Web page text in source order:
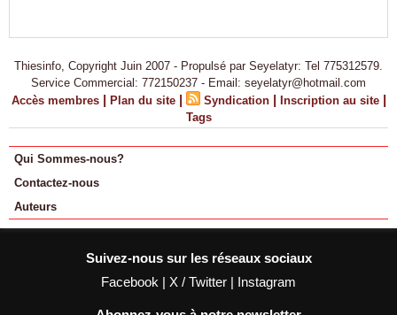
Thiesinfo, Copyright Juin 2007 - Propulsé par Seyelatyr: Tel 775312579.
Service Commercial: 772150237 - Email: seyelatyr@hotmail.com
Accès membres | Plan du site | Syndication | Inscription au site |
Tags
Qui Sommes-nous?
Contactez-nous
Auteurs
Suivez-nous sur les réseaux sociaux
Facebook | X / Twitter | Instagram